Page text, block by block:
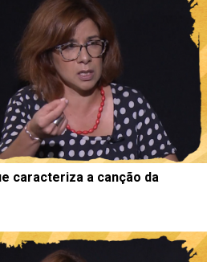
caracteriza a canção da